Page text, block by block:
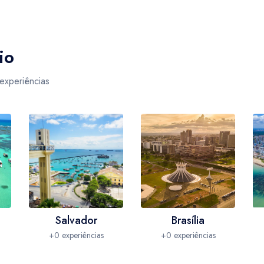
Salvador
+0 experiências
Brasília
+0 experiências